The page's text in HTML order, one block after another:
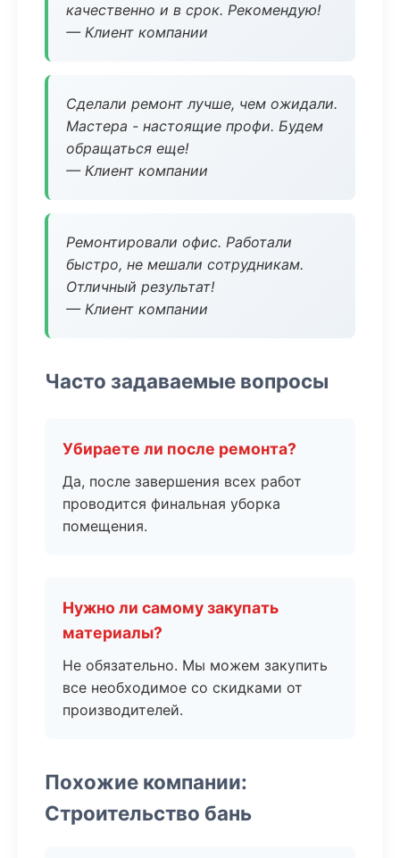
качественно и в срок. Рекомендую!
— Клиент компании
Сделали ремонт лучше, чем ожидали.
Мастера - настоящие профи. Будем
обращаться еще!
— Клиент компании
Ремонтировали офис. Работали
быстро, не мешали сотрудникам.
Отличный результат!
— Клиент компании
Часто задаваемые вопросы
Убираете ли после ремонта?
Да, после завершения всех работ
проводится финальная уборка
помещения.
Нужно ли самому закупать
материалы?
Не обязательно. Мы можем закупить
все необходимое со скидками от
производителей.
Похожие компании:
Строительство бань